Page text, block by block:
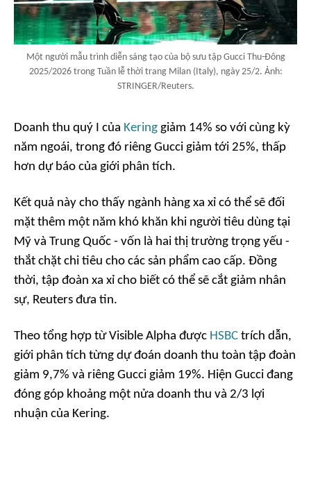
Một người mẫu trình diễn sáng tạo của bộ sưu tập Gucci Thu-Đông
2025/2026 trong Tuần lễ thời trang Milan (Italy), ngày 25/2. Ảnh:
STRINGER/Reuters.
Doanh thu quý I của Kering giảm 14% so với cùng kỳ
năm ngoái, trong đó riêng Gucci giảm tới 25%, thấp
hơn dự báo của giới phân tích.
Kết quả này cho thấy ngành hàng xa xỉ có thể sẽ đối
mặt thêm một năm khó khăn khi người tiêu dùng tại
Mỹ và Trung Quốc - vốn là hai thị trường trọng yếu -
thắt chặt chi tiêu cho các sản phẩm cao cấp. Đồng
thời, tập đoàn xa xỉ cho biết có thể sẽ cắt giảm nhân
sự, Reuters đưa tin.
Theo tổng hợp từ Visible Alpha được HSBC trích dẫn,
giới phân tích từng dự đoán doanh thu toàn tập đoàn
giảm 9,7% và riêng Gucci giảm 19%. Hiện Gucci đang
đóng góp khoảng một nửa doanh thu và 2/3 lợi
nhuận của Kering.